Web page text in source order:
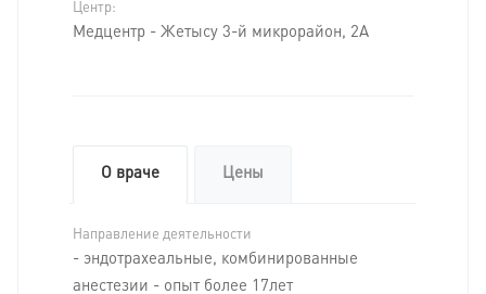
Центр:
Медцентр - Жетысу 3-й микрорайон, 2А
О враче Цены
Направление деятельности
- эндотрахеальные, комбинированные
анестезии - опыт более 17лет